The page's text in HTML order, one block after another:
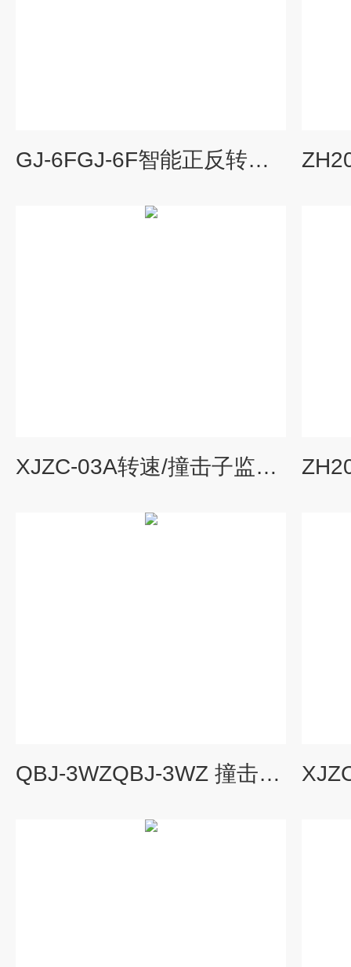
GJ-6FGJ-6F智能正反转速监控仪
XJZC-03A转速/撞击子监测装置
QBJ-3WZQBJ-3WZ 撞击子危急遮断保护仪